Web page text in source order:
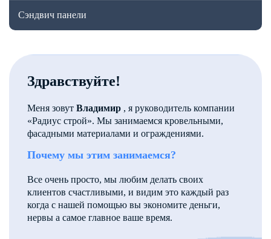
Сэндвич панели
Здравствуйте!
Меня зовут Владимир , я руководитель компании
«Радиус строй». Мы занимаемся кровельными,
фасадными материалами и ограждениями.
Почему мы этим занимаемся?
Все очень просто, мы любим делать своих
клиентов счастливыми, и видим это каждый раз
когда с нашей помощью вы экономите деньги,
нервы а самое главное ваше время.